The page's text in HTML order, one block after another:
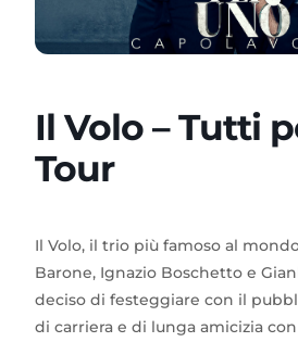
Il Volo – Tutti
Tour
Il Volo, il trio più famoso al
Barone, Ignazio Boschetto e
deciso di festeggiare con il
di carriera e di lunga amicizia